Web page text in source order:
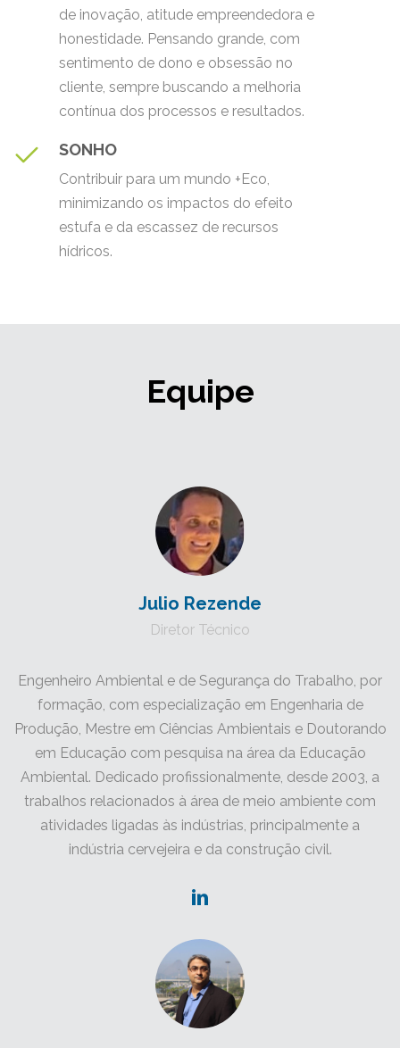
de inovação, atitude empreendedora e
honestidade. Pensando grande, com
sentimento de dono e obsessão no
cliente, sempre buscando a melhoria
contínua dos processos e resultados.
SONHO
Contribuir para um mundo +Eco,
minimizando os impactos do efeito
estufa e da escassez de recursos
hídricos.
Equipe
Julio Rezende
Diretor Técnico
Engenheiro Ambiental e de Segurança do Trabalho, por
formação, com especialização em Engenharia de
Produção, Mestre em Ciências Ambientais e Doutorando
em Educação com pesquisa na área da Educação
Ambiental. Dedicado profissionalmente, desde 2003, a
trabalhos relacionados à área de meio ambiente com
atividades ligadas às indústrias, principalmente a
indústria cervejeira e da construção civil.